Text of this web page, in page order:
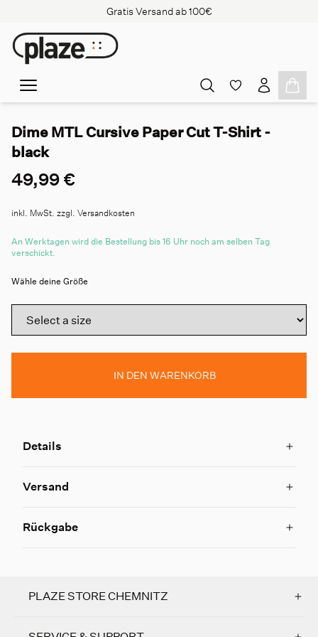
Gratis Versand ab 100€
Dime MTL Cursive Paper Cut T-Shirt -
black
49,99 €
inkl. MwSt. zzgl. Versandkosten
An Werktagen wird die Bestellung bis 16 Uhr noch am selben Tag
verschickt.
Wähle deine Größe
IN DEN WARENKORB
Details
Versand
Rückgabe
PLAZE STORE CHEMNITZ